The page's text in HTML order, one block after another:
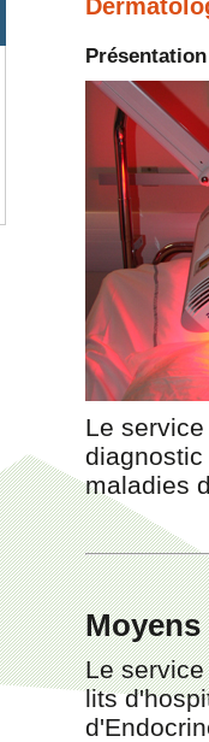
Le
maladies
Le
lits